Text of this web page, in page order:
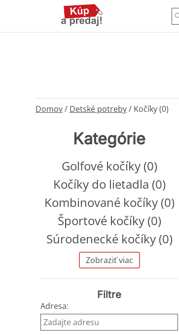
Domov/ Detské potreby/ Kočíky (0)
Kategórie
Golfové kočíky (0)
Kočíky do lietadla (0)
Kombinované kočíky (0)
Športové kočíky (0)
Súrodenecké kočíky (0)
Zobraziť viac
Filtre
Adresa: